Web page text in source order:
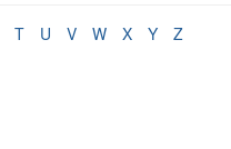
T U V W X Y
Z